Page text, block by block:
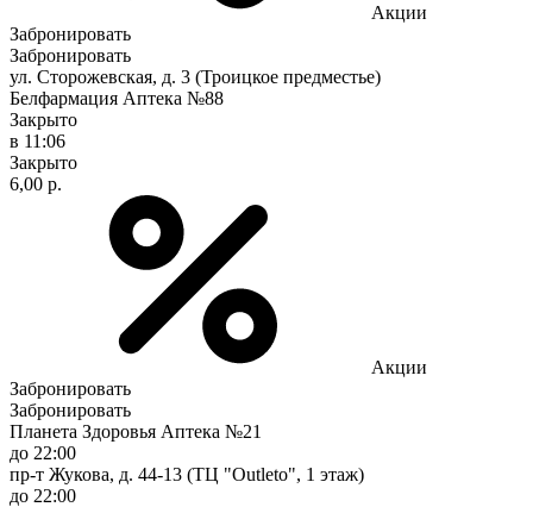
Акции
Забронировать
Забронировать
ул. Сторожевская, д. 3 (Троицкое предместье)
Белфармация Аптека №88
Закрыто
в 11:06
Закрыто
6,00 р.
Акции
Забронировать
Забронировать
Планета Здоровья Аптека №21
до 22:00
пр-т Жукова, д. 44-13 (ТЦ "Outleto", 1 этаж)
до 22:00